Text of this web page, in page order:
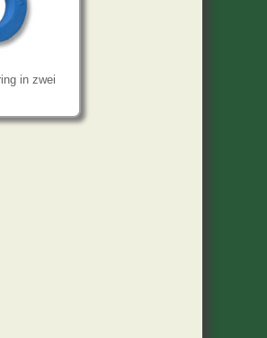
in zwei